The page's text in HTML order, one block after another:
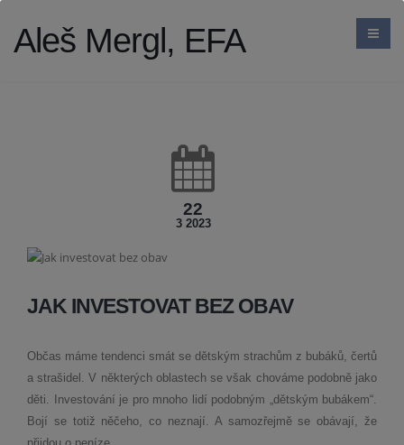
Aleš Mergl, EFA
22
3 2023
JAK INVESTOVAT BEZ OBAV
Občas máme tendenci smát se dětským strachům z bubáků, čertů
a strašidel. V některých oblastech se však chováme podobně jako
děti. Investování je pro mnoho lidí podobným „dětským bubákem“.
Bojí se totiž něčeho, co neznají. A samozřejmě se obávají, že